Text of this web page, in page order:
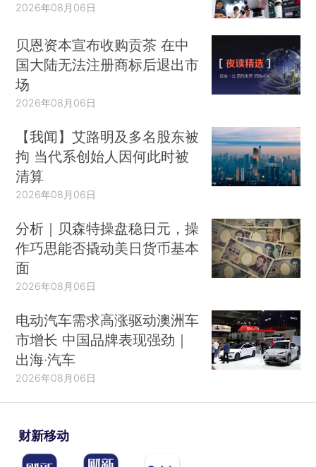
2026年08月06日
贝恩资本宣布收购贡茶 在中
国大陆无法注册商标后退出市
场
2026年08月06日
【我闻】艾路明及多名股东被
拘 当代系创始人因何此时被
清算
2026年08月06日
分析｜贝森特操盘稳日元，操
作巧思能否撬动美日货币基本
面
2026年08月06日
电动汽车需求高涨驱动澳洲车
市增长 中国品牌表现强劲｜
出海·汽车
2026年08月06日
财新移动